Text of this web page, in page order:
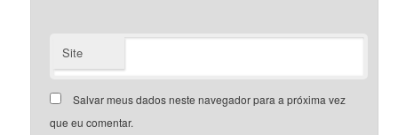
Site
Salvar meus dados neste navegador para a próxima vez
que eu comentar.